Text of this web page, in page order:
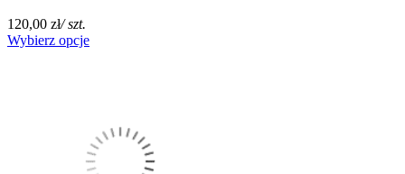
120,00 zł/ szt.
Wybierz opcje